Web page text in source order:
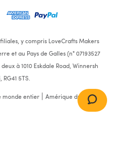
y compris LoveCrafts Makers
et au Pays de Galles (n° 07193527
à 1010 Eskdale Road, Winnersh
5TS.
monde entier
Amérique du Nord